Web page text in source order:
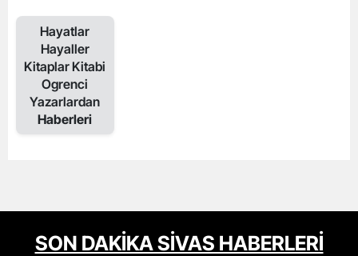
Hayatlar
Hayaller
Kitaplar Kitabi
Ogrenci
Yazarlardan
Haberleri
SON DAKİKA SİVAS HABERLERİ